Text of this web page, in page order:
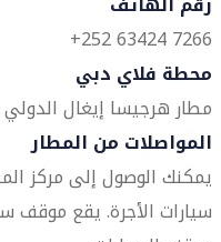
7266 63424 252+
محطة فلاي دبي
مطار هرجيسا إيغال
المواصلات من المطار
يمكنك الوصول إلى مركز
سيارات الأجرة. يقع موقف